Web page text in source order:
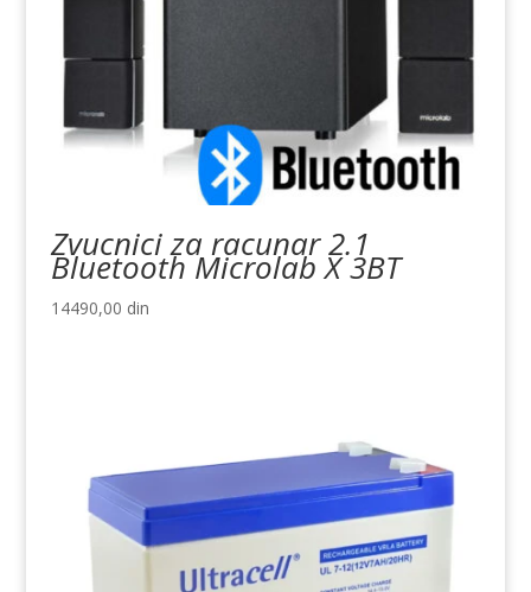
Zvucnici za racunar 2.1
Bluetooth Microlab X 3BT
14490,00 din